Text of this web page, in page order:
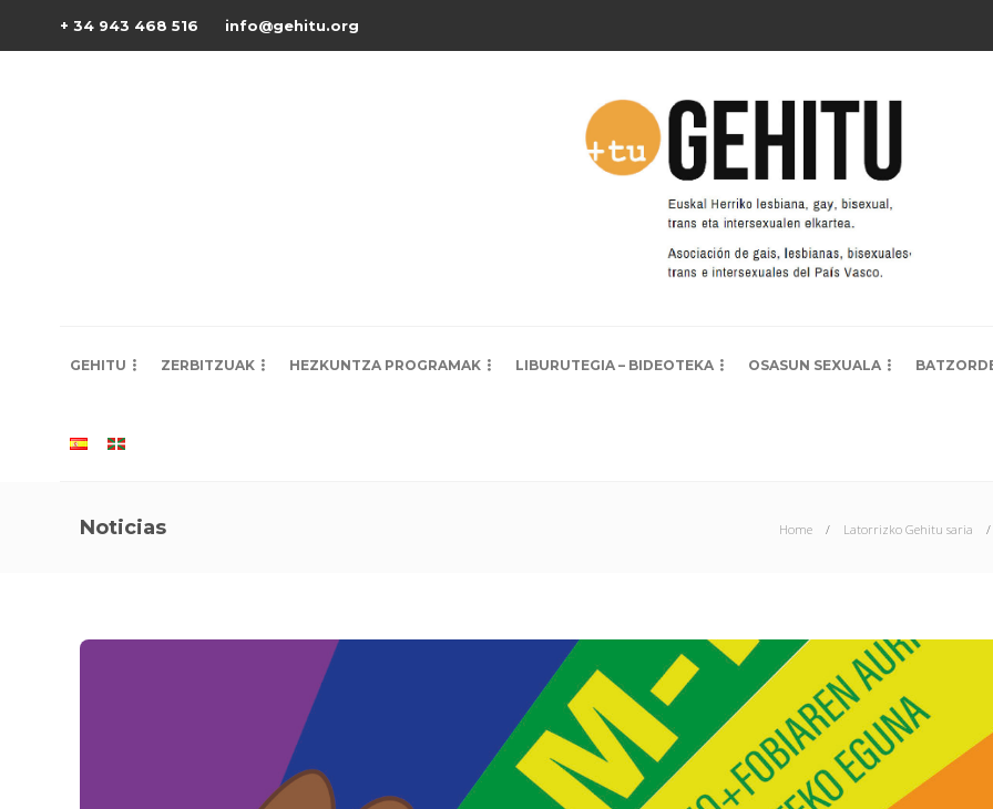
+ 34 943 468 516 info@gehitu.org
GEHITU ZERBITZUAK HEZKUNTZA PROGRAMAK LIBURUTEGIA – BIDEOTEKA OSASUN SEXUALA
Noticias Home Latorrizko Gehitu saria